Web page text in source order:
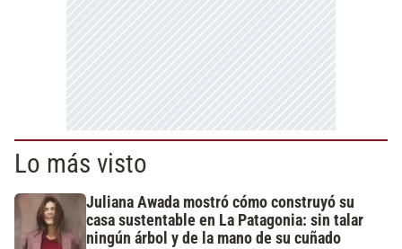
Lo más visto
Juliana Awada mostró cómo construyó su
casa sustentable en La Patagonia: sin talar
ningún árbol y de la mano de su cuñado